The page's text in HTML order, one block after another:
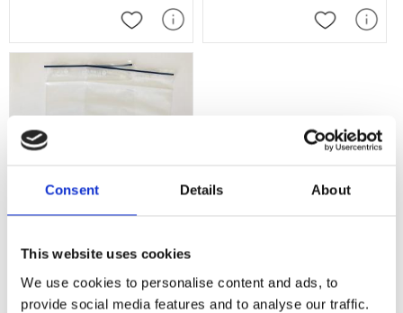
Consent Details About
This website uses cookies
We use cookies to personalise content and ads, to
provide social media features and to analyse our traffic.
Lägg till i favoriter Lägg till i
100 st.
Blixtlåspåse 10x15 cm i transparent plast. Lämplig vid egna